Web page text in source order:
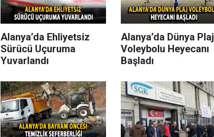
Alanya’da Ehliyetsiz
Sürücü Uçuruma
Yuvarlandı
Alanya’da Dünya Plaj
Voleybolu Heyecanı
Başladı